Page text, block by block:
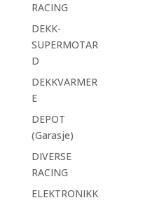
RACING
DEKK-
SUPERMOTAR
D
DEKKVARMER
E
DEPOT
(Garasje)
DIVERSE
RACING
ELEKTRONIKK